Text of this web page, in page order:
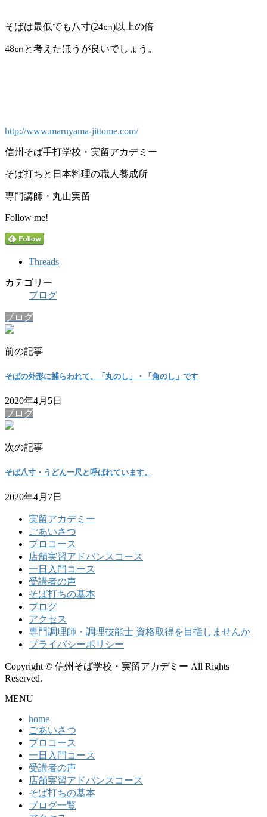
そばは最低でも八寸(24㎝)以上の倍
48㎝と考えたほうが良いでしょう。
http://www.maruyama-jittome.com/
信州そば手打学校・実留アカデミー
そば打ちと日本料理の職人養成所
専門講師・丸山実留
Follow me!
Threads
カテゴリー
ブログ
ブログ
前の記事
そばの外形に捕らわれて、「丸のし」・「角のし」です
2020年4月5日
ブログ
次の記事
そば八寸・うどん一尺と呼ばれています。
2020年4月7日
実留アカデミー
ごあいさつ
プロコース
店舗実習アドバンスコース
一日入門コース
受講者の声
そば打ちの基本
ブログ
アクセス
専門調理師・調理技能士 資格取得を目指しませんか
プライバシーポリシー
Copyright © 信州そば学校・実留アカデミー All Rights
Reserved.
MENU
home
ごあいさつ
プロコース
一日入門コース
受講者の声
店舗実習アドバンスコース
そば打ちの基本
ブログ一覧